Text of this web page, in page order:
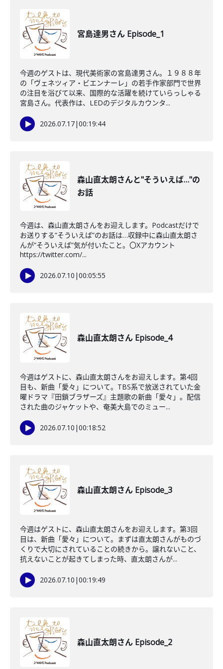
宮島達男さん Episode_1
今週のゲストは、現代美術家の宮島達男さん。１９８８年
の「ヴェネツィア・ビエンナーレ」の若手作家部門で世界
の注目を浴びて以来、国際的な活躍を続けていらっしゃる
宮島さん。代表作は、LEDのデジタルカウンタ...
2026.07.17|00:19:44
森山直太朗さんと"そういえば…"の
お話
今週は、森山直太朗さんをお迎えします。Podcastだけで
お送りする”そういえば”のお話は…収録中に森山直太朗さ
んが”そういえば”気が付いたこと。〇Xアカウント
https://twitter.com/...
2026.07.10 |00:05:55
森山直太朗さん Episode_4
今週はゲストに、森山直太朗さんをお迎えします。第4回
目も、新曲「愛々」について。TBS系で放送されていた金
曜ドラマ『田鎖ブラザーズ』主題歌の新曲「愛々」。配信
された曲のジャケットや、奄美大島でのミュー...
2026.07.10 |00:18:52
森山直太朗さん Episode_3
今週はゲストに、森山直太朗さんをお迎えします。第3回
目は、新曲「愛々」について。まずは直太朗さんがものづ
くりで大切にされていることの続きから。譲れないこと、
抗えないことが起きてしまった時、直太朗さんが...
2026.07.10 |00:19:49
森山直太朗さん Episode_2